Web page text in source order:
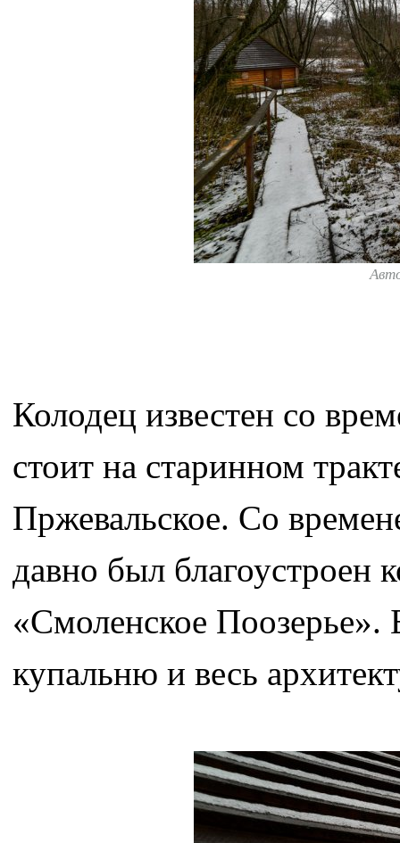
Колодец известен со
стоит на старинном
Пржевальское. Со
давно был благоустроен
«Смоленское Поозерье».
купальню и весь